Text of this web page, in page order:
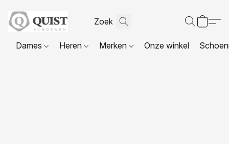
Dames Heren Merken Onze winkel